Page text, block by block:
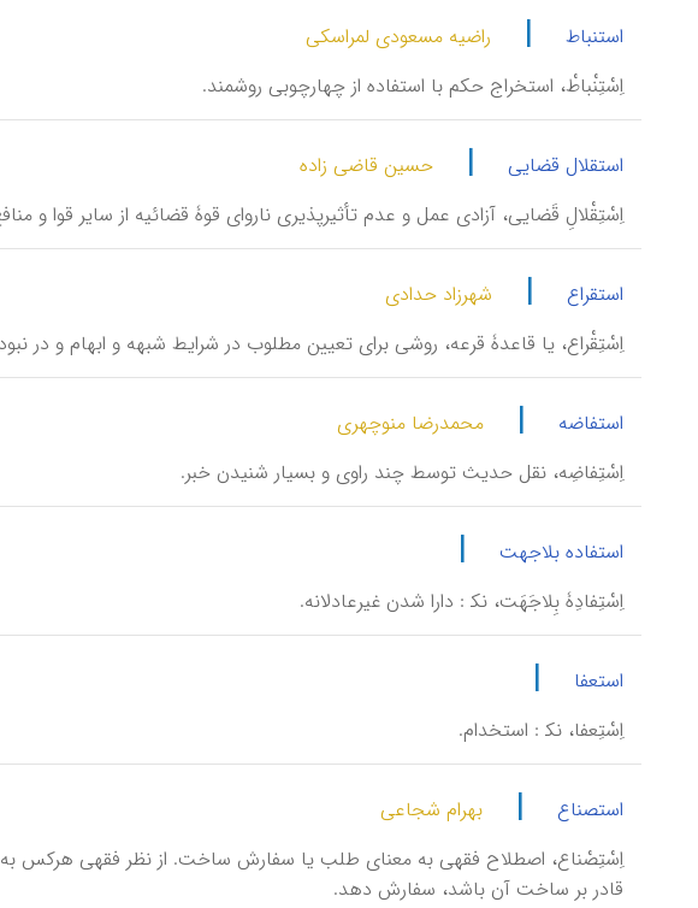
استنباط |
راضیه مسعودی لمراسکی
اِسْتِنْباطْ، استخراج حکم با استفاده از چهارچوبی روشمند.
استقلال قضایی |
حسین قاضی زاده
اِسْتِقْلالِ قَضایی، آزادی عمل و عدم تأثیرپذیری ناروای قوۀ قضائیه از سایر قوا و
استقراع |
شهرزاد حدادی
اِسْتِقْراع، یا قاعدۀ قرعه، روشی برای تعیین مطلوب در شرایط شبهه و ابهام و در
استفاضه |
محمدرضا منوچهری
اِسْتِفاضِه، نقل حدیث توسط چند راوی و بسیار شنیدن خبر.
استفاده بلاجهت |
اِسْتِفادِۀ بِلاجَهَت، نک‍ : دارا شدن غیرعادلانه.
استعفا |
اِسْتِعفا، نک‍ : استخدام.
استصناع |
بهرام شجاعی
اِسْتِصْناع، اصطلاح فقهی به معنای طلب یا سفارش ساخت. از نظر فقهی هرکس
قادر بر ساخت آن باشد، سفارش دهد.